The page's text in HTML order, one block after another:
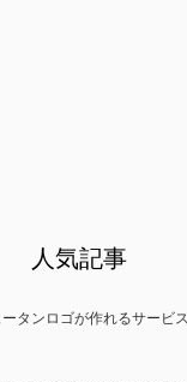
人気記事
タンロゴが作れるサービ